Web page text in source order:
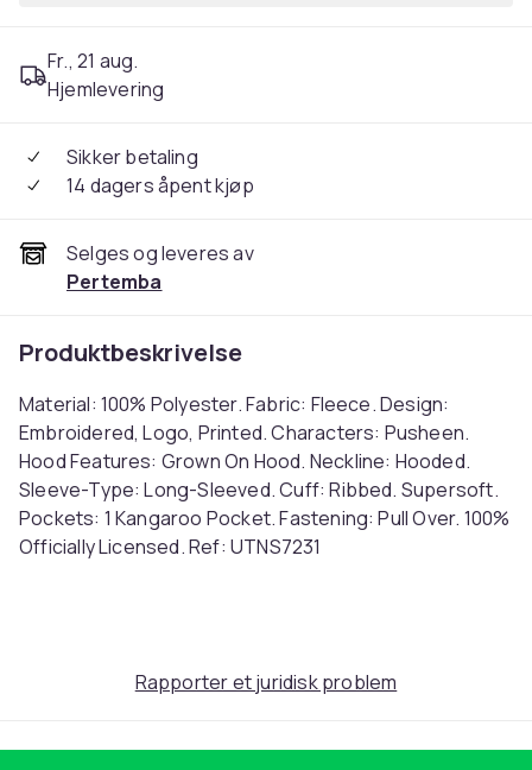
Fr., 21 aug.
Hjemlevering
Sikker betaling
14 dagers åpent kjøp
Selges og leveres av
Pertemba
Produktbeskrivelse
Material: 100% Polyester. Fabric: Fleece. Design:
Embroidered, Logo, Printed. Characters: Pusheen.
Hood Features: Grown On Hood. Neckline: Hooded.
Sleeve-Type: Long-Sleeved. Cuff: Ribbed. Supersoft.
Pockets: 1 Kangaroo Pocket. Fastening: Pull Over. 100%
Officially Licensed. Ref: UTNS7231
Einheitsgröße (EU)
98ccdbea-e483-438c-99cf-35bbb0efb65a
Rapporter et juridisk problem